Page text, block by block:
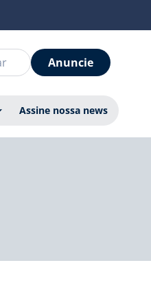
Anuncie
Assine nossa news